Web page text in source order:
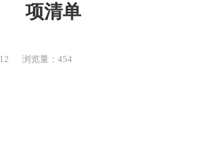
项清单
浏览量：454